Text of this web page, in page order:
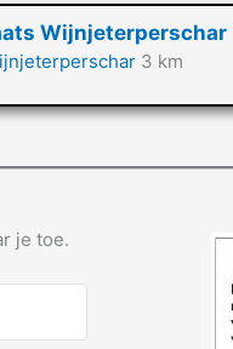
Wijnjeterperschar
3 km
je toe.